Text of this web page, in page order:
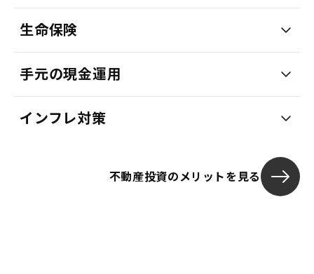
生命保険
手元の現金運用
インフレ対策
不動産投資のメリットを見る